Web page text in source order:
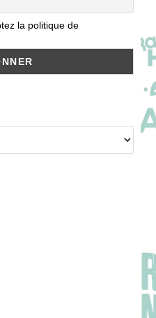
la politique de